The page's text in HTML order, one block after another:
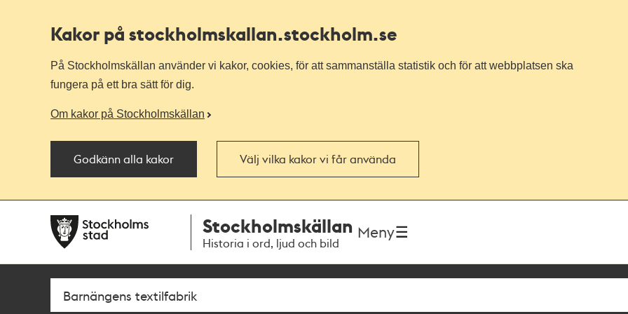
Kakor på stockholmskallan.stockholm.se
På Stockholmskällan använder vi kakor, cookies, för att sammanställa statistik och för att webbplatsen ska
fungera på ett bra sätt för dig.
Om kakor på Stockholmskällan
Godkänn alla kakor Välj vilka kakor vi får använda
navigationen
huvudinnehållet
Stockholmskällan
Historia i ord, ljud och bild
Meny
Sök